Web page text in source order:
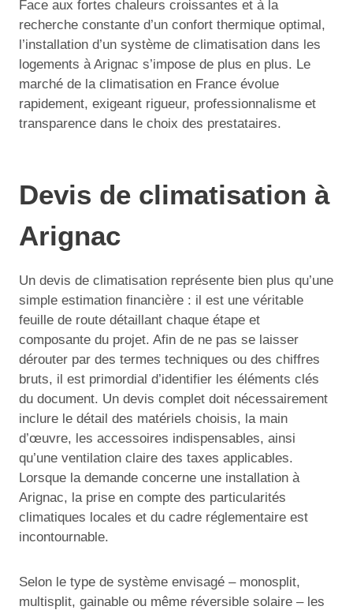
Face aux fortes chaleurs croissantes et à la
recherche constante d’un confort thermique optimal,
l’installation d’un système de climatisation dans les
logements à Arignac s’impose de plus en plus. Le
marché de la climatisation en France évolue
rapidement, exigeant rigueur, professionnalisme et
transparence dans le choix des prestataires.
Devis de climatisation à
Arignac
Un devis de climatisation représente bien plus qu’une
simple estimation financière : il est une véritable
feuille de route détaillant chaque étape et
composante du projet. Afin de ne pas se laisser
dérouter par des termes techniques ou des chiffres
bruts, il est primordial d’identifier les éléments clés
du document. Un devis complet doit nécessairement
inclure le détail des matériels choisis, la main
d’œuvre, les accessoires indispensables, ainsi
qu’une ventilation claire des taxes applicables.
Lorsque la demande concerne une installation à
Arignac, la prise en compte des particularités
climatiques locales et du cadre réglementaire est
incontournable.
Selon le type de système envisagé – monosplit,
multisplit, gainable ou même réversible solaire – les